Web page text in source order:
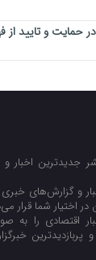
در حمایت و تایید
جدیدترین اخبار
و گزارش‌های
اختیار شما قرار
اقتصادی را به